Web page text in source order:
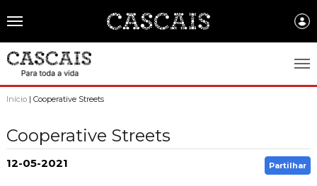
Português
CASCAIS.PT
SOBRE CASCAIS:
Início| Cooperative Streets
Cooperative Streets
12-05-2021 Partilhar